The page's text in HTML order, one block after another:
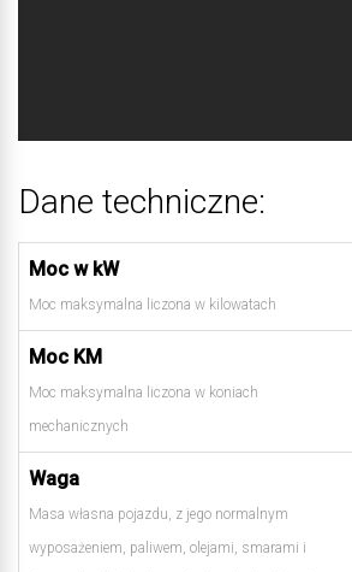
Dane techniczne:
Moc w kW
Moc maksymalna liczona w kilowatach
Moc KM
Moc maksymalna liczona w koniach
mechanicznych
Waga
Masa własna pojazdu, z jego normalnym
wyposażeniem, paliwem, olejami, smarami i